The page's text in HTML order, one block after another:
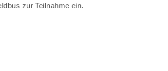
zur Teilnahme ein.